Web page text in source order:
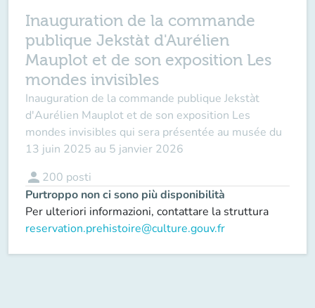
Inauguration de la commande
publique Jekstàt d'Aurélien
Mauplot et de son exposition Les
mondes invisibles
Inauguration de la commande publique Jekstàt
d'Aurélien Mauplot et de son exposition Les
mondes invisibles qui sera présentée au musée du
13 juin 2025 au 5 janvier 2026
person 200 posti
Purtroppo non ci sono più disponibilità
Per ulteriori informazioni, contattare la struttura
reservation.prehistoire@culture.gouv.fr